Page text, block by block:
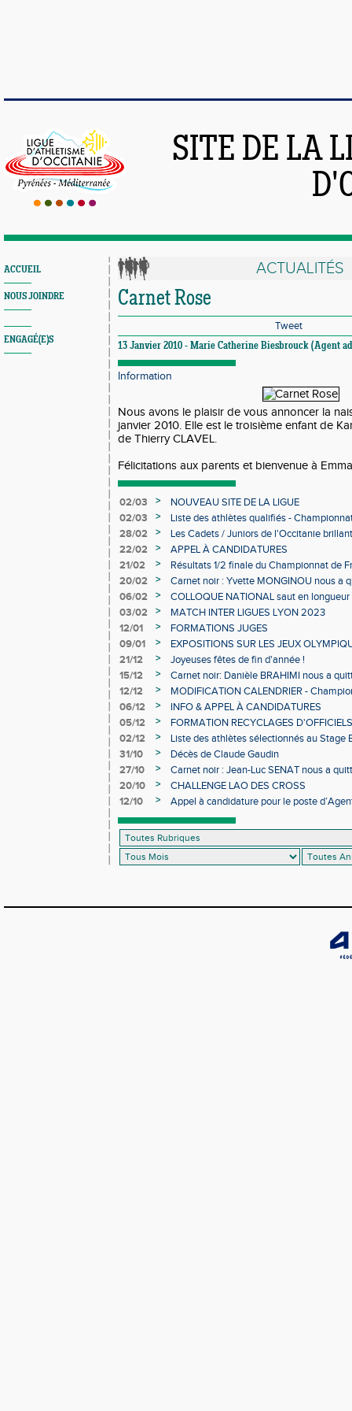
SITE DE LA
ACCUEIL
NOUS JOINDRE
ENGAGÉ(E)S
ACTUALITÉS
Carnet Rose
Tweet
13 Janvier 2010 - Marie Catherine Biesbrouck (Agent
Information
Nous avons le plaisir de vous annoncer la
janvier 2010. Elle est le troisième enfant de
de Thierry CLAVEL.
Félicitations aux parents et bienvenue à
02/03 >
NOUVEAU SITE DE LA LIGUE
02/03
>
Liste des athlètes qualifiés -
Individuels en salle
28/02 >
Les Cadets / Juniors de l'Occitanie
22/02
>
APPEL À CANDIDATURES
21/02
>
Résultats 1/2 finale du Championnat de
20/02
>
Carnet noir : Yvette MONGINOU nous a
06/02
>
COLLOQUE NATIONAL saut en
03/02
>
MATCH INTER LIGUES LYON 2023
12/01
>
FORMATIONS JUGES
09/01
>
EXPOSITIONS SUR LES JEUX
21/12
>
Joyeuses fêtes de fin d'année !
15/12
>
Carnet noir: Danièle BRAHIMI nous a
12/12
>
MODIFICATION CALENDRIER -
06/12
>
INFO & APPEL À CANDIDATURES
05/12
>
FORMATION RECYCLAGES D'OFFICIELS
02/12
>
Liste des athlètes sélectionnés au Stage
31/10
>
Décès de Claude Gaudin
27/10
>
Carnet noir : Jean-Luc SENAT nous a
20/10
>
CHALLENGE LAO DES CROSS
12/10
>
Appel à candidature pour le poste